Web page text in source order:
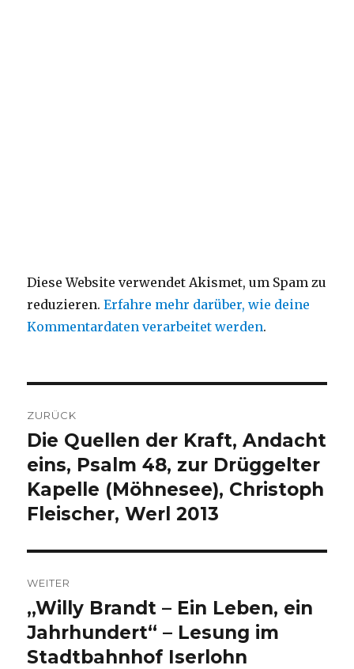
Diese Website verwendet Akismet, um Spam zu
reduzieren.Erfahre mehr darüber, wie deine
Kommentardaten verarbeitet werden.
ZURÜCK
Vorheriger
Beitrag:
Die Quellen der Kraft, Andacht
eins, Psalm 48, zur Drüggelter
Kapelle (Möhnesee), Christoph
Fleischer, Werl 2013
WEITER
Nächster
Beitrag:
„Willy Brandt – Ein Leben, ein
Jahrhundert“ – Lesung im
Stadtbahnhof Iserlohn